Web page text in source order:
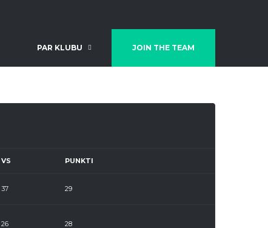
PAR KLUBU JOIN THE TEAM
VS PUNKTI
37 29
26 28